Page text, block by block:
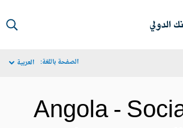
الصفحة باللغة: العربية
Angola -